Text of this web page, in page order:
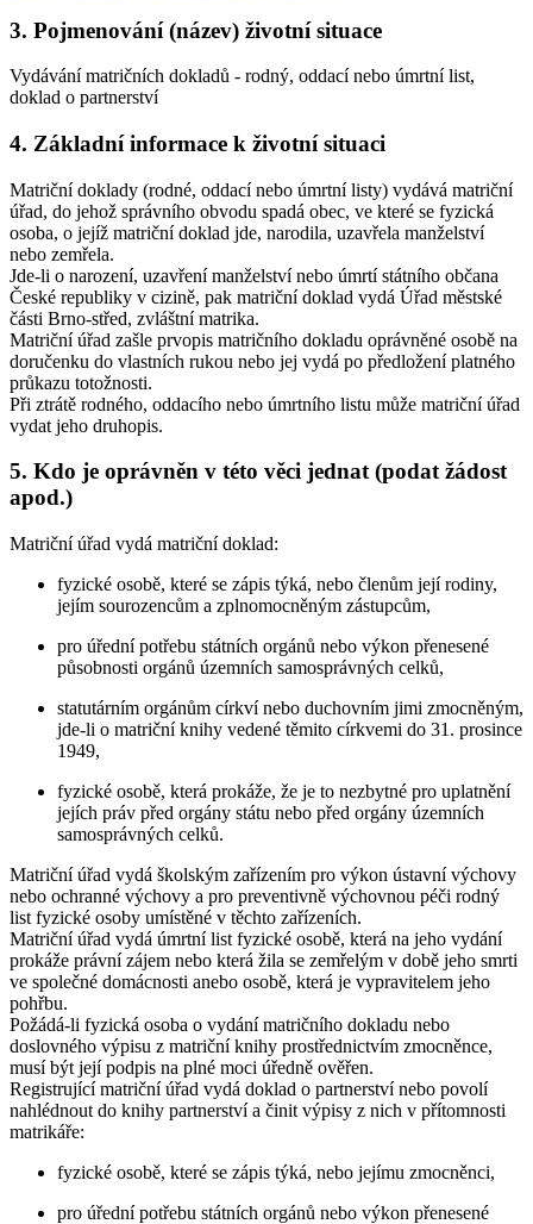
3. Pojmenování (název) životní situace
Vydávání matričních dokladů - rodný, oddací nebo úmrtní list,
doklad o partnerství
4. Základní informace k životní situaci
Matriční doklady (rodné, oddací nebo úmrtní listy) vydává matriční
úřad, do jehož správního obvodu spadá obec, ve které se fyzická
osoba, o jejíž matriční doklad jde, narodila, uzavřela manželství
nebo zemřela.
Jde-li o narození, uzavření manželství nebo úmrtí státního občana
České republiky v cizině, pak matriční doklad vydá Úřad městské
části Brno-střed, zvláštní matrika.
Matriční úřad zašle prvopis matričního dokladu oprávněné osobě na
doručenku do vlastních rukou nebo jej vydá po předložení platného
průkazu totožnosti.
Při ztrátě rodného, oddacího nebo úmrtního listu může matriční úřad
vydat jeho druhopis.
5. Kdo je oprávněn v této věci jednat (podat žádost
apod.)
Matriční úřad vydá matriční doklad:
fyzické osobě, které se zápis týká, nebo členům její rodiny,
jejím sourozencům a zplnomocněným zástupcům,
pro úřední potřebu státních orgánů nebo výkon přenesené
působnosti orgánů územních samosprávných celků,
statutárním orgánům církví nebo duchovním jimi zmocněným,
jde-li o matriční knihy vedené těmito církvemi do 31. prosince
1949,
fyzické osobě, která prokáže, že je to nezbytné pro uplatnění
jejích práv před orgány státu nebo před orgány územních
samosprávných celků.
Matriční úřad vydá školským zařízením pro výkon ústavní výchovy
nebo ochranné výchovy a pro preventivně výchovnou péči rodný
list fyzické osoby umístěné v těchto zařízeních.
Matriční úřad vydá úmrtní list fyzické osobě, která na jeho vydání
prokáže právní zájem nebo která žila se zemřelým v době jeho smrti
ve společné domácnosti anebo osobě, která je vypravitelem jeho
pohřbu.
Požádá-li fyzická osoba o vydání matričního dokladu nebo
doslovného výpisu z matriční knihy prostřednictvím zmocněnce,
musí být její podpis na plné moci úředně ověřen.
Registrující matriční úřad vydá doklad o partnerství nebo povolí
nahlédnout do knihy partnerství a činit výpisy z nich v přítomnosti
matrikáře:
fyzické osobě, které se zápis týká, nebo jejímu zmocněnci,
pro úřední potřebu státních orgánů nebo výkon přenesené